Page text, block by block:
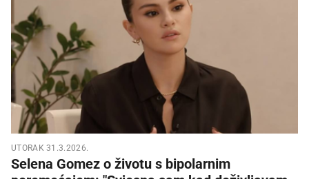
UTORAK 31.3.2026.
Selena Gomez o životu s bipolarnim